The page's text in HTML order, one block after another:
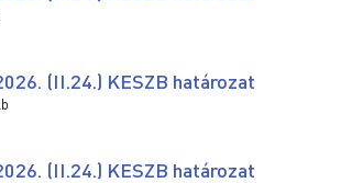
(II.24.) KESZB határozat
(II.24.) KESZB határozat